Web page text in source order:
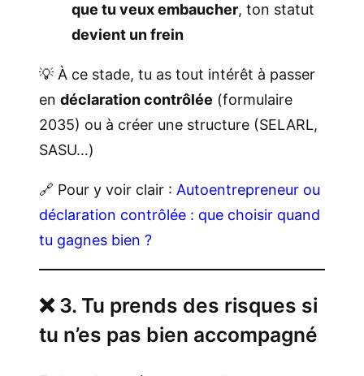
que tu veux embaucher, ton statut
devient un frein
💡 À ce stade, tu as tout intérêt à passer
en déclaration contrôlée (formulaire
2035) ou à créer une structure (SELARL,
SASU…)
🔗 Pour y voir clair : Autoentrepreneur ou
déclaration contrôlée : que choisir quand
tu gagnes bien ?
❌ 3. Tu prends des risques si
tu n’es pas bien accompagné